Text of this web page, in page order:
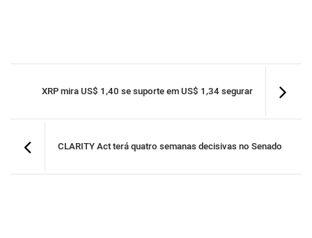
XRP mira US$ 1,40 se suporte em US$ 1,34 segurar
CLARITY Act terá quatro semanas decisivas no Senado